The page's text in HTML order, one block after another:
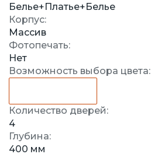
Белье+Платье+Белье
Корпус:
Массив
Фотопечать:
Нет
Возможность выбора цвета:
Количество дверей:
4
Глубина:
400 мм